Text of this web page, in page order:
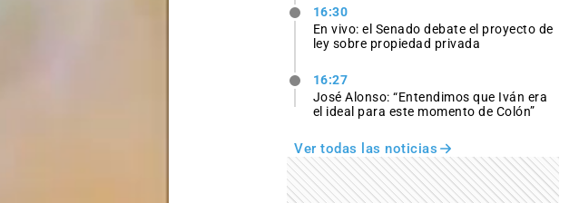
16:30
En vivo: el Senado debate el proyecto de
ley sobre propiedad privada
16:27
José Alonso: “Entendimos que Iván era
el ideal para este momento de Colón”
Ver todas las noticias